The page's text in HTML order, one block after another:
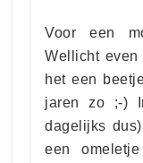
Voor een
Wellicht
het een
jaren zo ;-)
dagelijks
een